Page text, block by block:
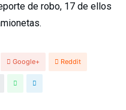
de robo, 17 de ellos
Google+ Reddit